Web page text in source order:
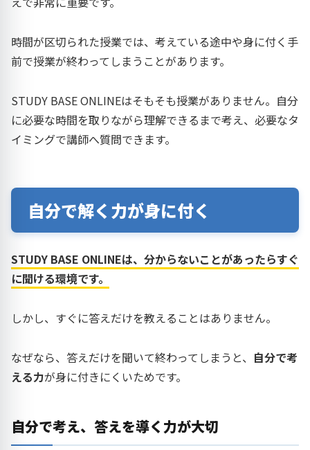
時間が区切られた授業では、考えている途中や身に付く手
前で授業が終わってしまうことがあります。
STUDY BASE ONLINEはそもそも授業がありません。自分
に必要な時間を取りながら理解できるまで考え、必要なタ
イミングで講師へ質問できます。
自分で解く力が身に付く
STUDY BASE ONLINEは、分からないことがあったらすぐ
に聞ける環境です。
しかし、すぐに答えだけを教えることはありません。
なぜなら、答えだけを聞いて終わってしまうと、 自分で考
える力が身に付きにくいためです。
自分で考え、答えを導く力が大切